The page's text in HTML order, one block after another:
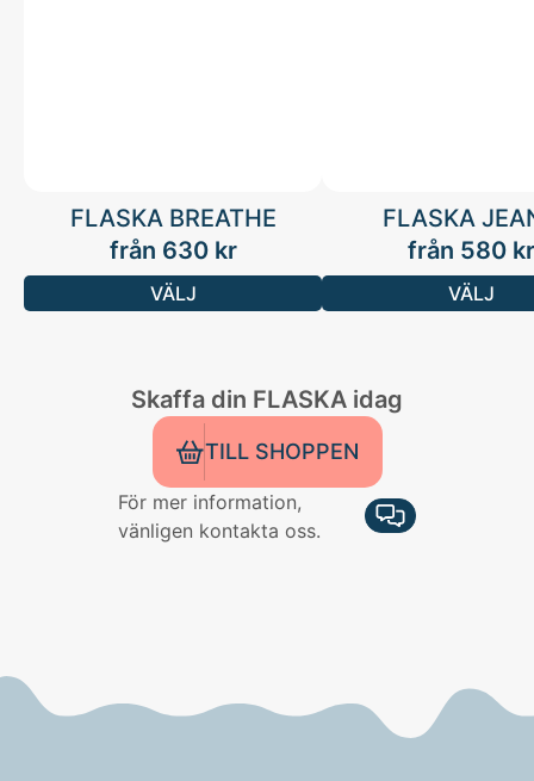
FLASKA BREATHE
från 630 kr
VÄLJ
FLASKA
från 580 kr
VÄLJ
Skaffa din FLASKA idag
TILL SHOPPEN
För mer information,
vänligen kontakta oss.